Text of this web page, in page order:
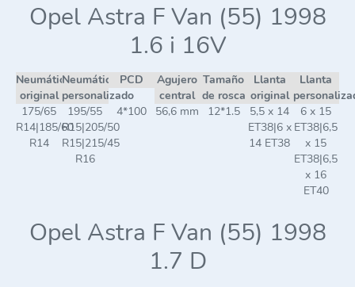
Opel Astra F Van (55) 1998
1.6 i 16V
Neumático
original
Neumático
personalizado
PCD
Agujero
central
Tamaño
de rosca
Llanta
original
Llanta
175/65
R14|185/60
R14
195/55
R15|205/50
R15|215/45
R16
4*100 56,6 mm 12*1.5
5,5 x 14
ET38|6 x
14 ET38
6 x 15
ET38|6,5
x 15
ET38|6,5
x 16
ET40
Opel Astra F Van (55) 1998
1.7 D